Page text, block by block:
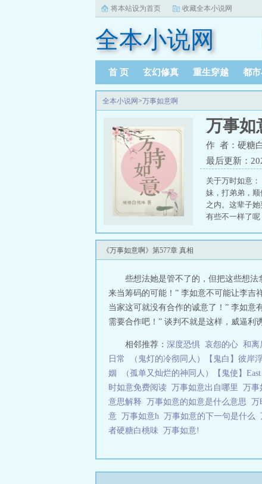
将本站设为首页 收藏全本小说网
全本小说网
首 页 玄幻修真 重生穿越 都
全本小说网>万事如意啊
万事如
作 者：硬糖
最后更新：
关于万时如意
妹，打弟弟，
之内。这辈子
有些不一样了
《万事如意啊》第577章 真相
些想法她是管不了的，但把这些想
来当筹码的可能！” 李如意不可能让李吉
当家这可就没有合作的诚意了！” 李如意
需要合作吧！” 谈判不就是这样，威逼
相邻推荐： 深度恐惧 哀怨的心 和离
日常
（鬼灯的冷彻同人）【鬼白】彼岸
姻
（孤单又灿烂的神同人）【鬼使】
时如意免费阅读 万事如意出自哪里 万事
意思解释 万事如意的如意是什么意思 万
意 万事如意h 万事如意的下一句是什么
者硬糖白桃味 万事如意!